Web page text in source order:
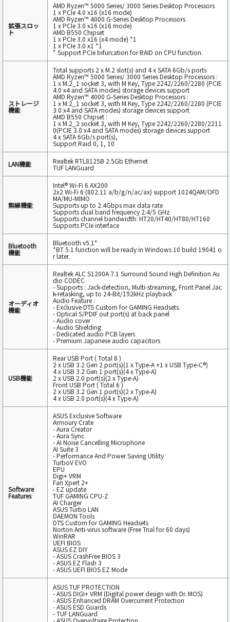
拡張スロッ
ト
AMD Ryzen™ 5000 Series/ 3000 Series Desktop Processors
1 x PCIe 4.0 x16 (x16 mode)
AMD Ryzen™ 4000 G-Series Desktop Processors
1 x PCIe 3.0 x16 (x16 mode)
AMD B550 Chipset
1 x PCIe 3.0 x16 (x4 mode) *1
1 x PCIe 3.0 x1 *1
* Support PCIe bifurcation for RAID on CPU function.
ストレージ
機能
Total supports 2 x M.2 slot(s) and 4 x SATA 6Gb/s ports
AMD Ryzen™ 5000 Series/ 3000 Series Desktop Processors :
1 x M.2_1 socket 3, with M Key, Type 2242/2260/2280 (PCIE
4.0 x4 and SATA modes) storage devices support
AMD Ryzen™ 4000 G-Series Desktop Processors :
1 x M.2_1 socket 3, with M Key, Type 2242/2260/2280 (PCIE
3.0 x4 and SATA modes) storage devices support
AMD B550 Chipset :
1 x M.2_2 socket 3, with M Key, Type 2242/2260/2280/2211
0(PCIE 3.0 x4 and SATA modes) storage devices support
4 x SATA 6Gb/s port(s),
Support Raid 0, 1, 10
LAN機能 Realtek RTL8125B 2.5Gb Ethernet
TUF LANGuard
無線機能
Intel® Wi-Fi 6 AX200
2x2 Wi-Fi 6 (802.11 a/b/g/n/ac/ax) support 1024QAM/OFD
MA/MU-MIMO
Supports up to 2.4Gbps max data rate
Supports dual band frequency 2.4/5 GHz
Supports channel bandwidth: HT20/HT40/HT80/HT160
Supports PCIe interface
Bluetooth
機能
Bluetooth v5.1*
*BT 5.1 function will be ready in Windows 10 build 19041 o
r later.
オーディオ
機能
Realtek ALC S1200A 7.1 Surround Sound High Definition Au
dio CODEC
- Supports : Jack-detection, Multi-streaming, Front Panel Jac
k-retasking, up to 24-Bit/192kHz playback
Audio Feature :
- Exclusive DTS Custom for GAMING Headsets.
- Optical S/PDIF out port(s) at back panel
- Audio cover
- Audio Shielding
- Dedicated audio PCB layers
- Premium Japanese audio capacitors
USB機能
Rear USB Port ( Total 8 )
2 x USB 3.2 Gen 2 port(s)(1 x Type-A +1 x USB Type-C®)
4 x USB 3.2 Gen 1 port(s)(4 x Type-A)
2 x USB 2.0 port(s)(2 x Type-A)
Front USB Port ( Total 6 )
2 x USB 3.2 Gen 1 port(s)(2 x Type-A)
4 x USB 2.0 port(s)(4 x Type-A)
Software
Features
ASUS Exclusive Software
Armoury Crate
- Aura Creator
- Aura Sync
- AI Noise Cancelling Microphone
AI Suite 3
- Performance And Power Saving Utility
TurboV EVO
EPU
Digi+ VRM
Fan Xpert 2+
- EZ update
TUF GAMING CPU-Z
AI Charger
ASUS Turbo LAN
DAEMON Tools
DTS Custom for GAMING Headsets
Norton Anti-virus software (Free Trial for 60 days)
WinRAR
UEFI BIOS
ASUS EZ DIY
- ASUS CrashFree BIOS 3
- ASUS EZ Flash 3
- ASUS UEFI BIOS EZ Mode
ASUS TUF PROTECTION
- ASUS DIGI+ VRM (Digital power design with Dr. MOS)
- ASUS Enhanced DRAM Overcurrent Protection
- ASUS ESD Guards
- TUF LANGuard
- ASUS Overvoltage Protection